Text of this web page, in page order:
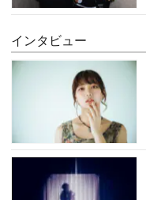
インタビュー